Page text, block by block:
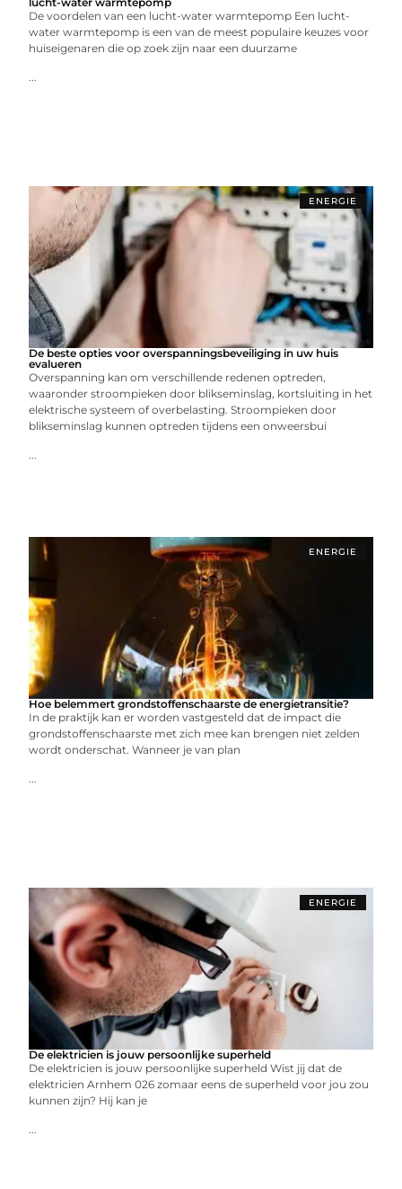
De voordelen van een lucht-water warmtepomp Een lucht-
water warmtepomp is een van de meest populaire keuzes voor
huiseigenaren die op zoek zijn naar een duurzame
...
ENERGIE
De beste opties voor overspanningsbeveiliging in uw huis
evalueren
Overspanning kan om verschillende redenen optreden,
waaronder stroompieken door blikseminslag, kortsluiting in het
elektrische systeem of overbelasting. Stroompieken door
blikseminslag kunnen optreden tijdens een onweersbui
...
ENERGIE
Hoe belemmert grondstoffenschaarste de energietransitie?
In de praktijk kan er worden vastgesteld dat de impact die
grondstoffenschaarste met zich mee kan brengen niet zelden
wordt onderschat. Wanneer je van plan
...
ENERGIE
De elektricien is jouw persoonlijke superheld
De elektricien is jouw persoonlijke superheld Wist jij dat de
elektricien Arnhem 026 zomaar eens de superheld voor jou zou
kunnen zijn? Hij kan je
...